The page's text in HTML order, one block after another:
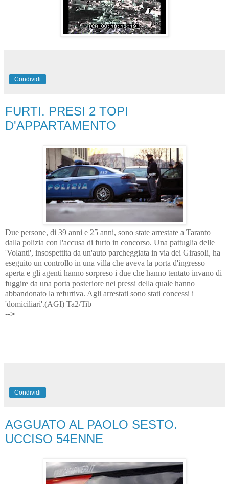
Condividi
FURTI. PRESI 2 TOPI
D'APPARTAMENTO
Due persone, di 39 anni e 25 anni, sono state arrestate a Taranto
dalla polizia con l'accusa di furto in concorso. Una pattuglia delle
'Volanti', insospettita da un'auto parcheggiata in via dei Girasoli, ha
eseguito un controllo in una villa che aveva la porta d'ingresso
aperta e gli agenti hanno sorpreso i due che hanno tentato invano di
fuggire da una porta posteriore nei pressi della quale hanno
abbandonato la refurtiva. Agli arrestati sono stati concessi i
'domiciliari'.(AGI) Ta2/Tib
-->
Condividi
AGGUATO AL PAOLO SESTO.
UCCISO 54ENNE